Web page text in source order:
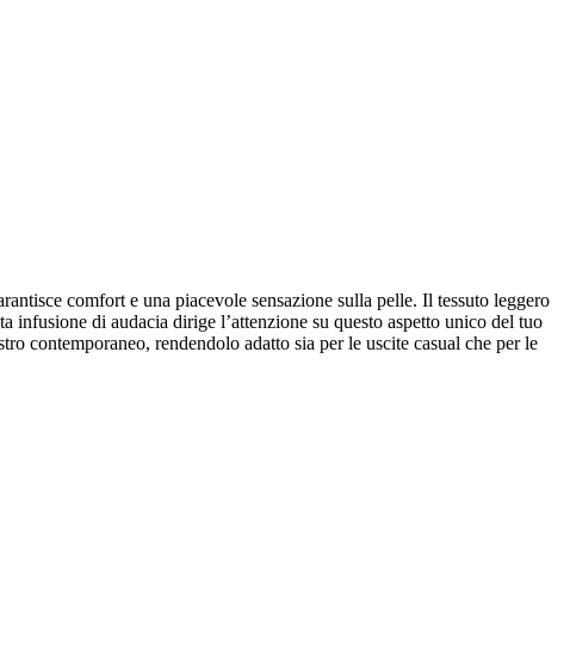
comfort e una piacevole sensazione sulla pelle. Il tessuto leggero
di audacia dirige l’attenzione su questo aspetto unico del tuo
contemporaneo, rendendolo adatto sia per le uscite casual che per le